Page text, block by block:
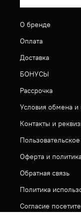
О бренде
Оплата
Доставка
БОНУСЫ
Рассрочка
Условия обмена и
Контакты и
Оферта и
Обратная связь
Политика
Согласие